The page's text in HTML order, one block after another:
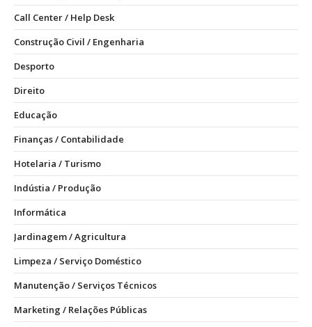
Call Center / Help Desk
Construção Civil / Engenharia
Desporto
Direito
Educação
Finanças / Contabilidade
Hotelaria / Turismo
Indústia / Produção
Informática
Jardinagem / Agricultura
Limpeza / Serviço Doméstico
Manutenção / Serviços Técnicos
Marketing / Relações Públicas